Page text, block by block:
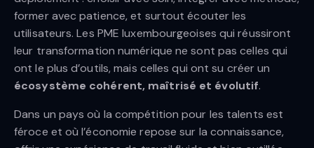
former avec patience, et surtout écouter les
utilisateurs. Les PME luxembourgeoises qui réussiront
leur transformation numérique ne sont pas celles qui
ont le plus d’outils, mais celles qui ont su créer un
écosystème cohérent, maîtrisé et évolutif.
Dans un pays où la compétition pour les talents est
féroce et où l’économie repose sur la connaissance,